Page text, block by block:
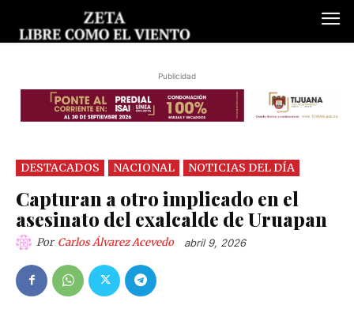
Publicidad
DESTACADOS NACIONAL NOTICIAS DEL DÍA
Capturan a otro implicado en el
asesinato del exalcalde de Uruapan
Por Carlos Álvarez Acevedo abril 9, 2026